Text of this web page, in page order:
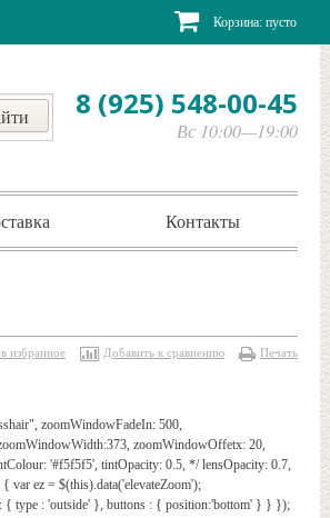
Корзина: пусто
8 (925) 548-00-45
Вс 10:00—19:00
Контакты
избранное Добавить к сравнению Печать
zoomWindowFadeIn: 500,
zoomWindowOffetx: 20,
'#f5f5f5', tintOpacity: 0.5, */ lensOpacity: 0.7,
ez = $(this).data('elevateZoom');
{ type : 'outside' }, buttons : { position:'bottom' } } });